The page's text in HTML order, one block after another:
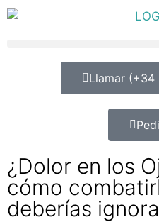
Llamar (+34
¿Dolor en los
cómo
deberías